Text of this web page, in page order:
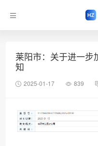
莱阳市：关于进一步
知
2025-01-17 839